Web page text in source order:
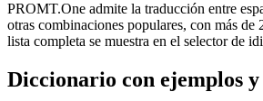
PROMT.One admite la traducción entre
otras combinaciones populares, con más de
lista completa se muestra en el selector de
Diccionario con ejemplos